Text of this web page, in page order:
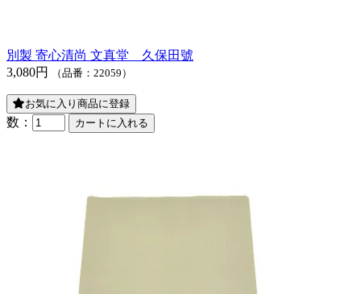
別製 寄心清尚 文真堂 久保田號
3,080円
（品番：22059）
お気に入り商品に登録
数：